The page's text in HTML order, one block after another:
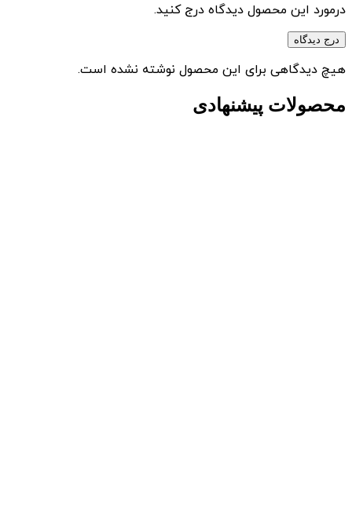
درمورد این محصول دیدگاه درج کنید.
درج دیدگاه
هیچ دیدگاهی برای این محصول نوشته نشده است.
محصولات پیشنهادی